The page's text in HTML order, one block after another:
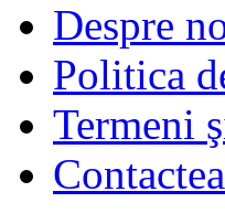
Despre
Politica
Termeni